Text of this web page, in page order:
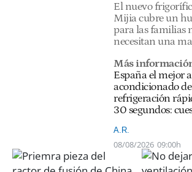
El nuevo
Mijia cubre un
para las familias
necesitan una
Más
España el mejor
acondicionado
refrigeración
30 segundos:
A.R.
08/08/2026 09:00h